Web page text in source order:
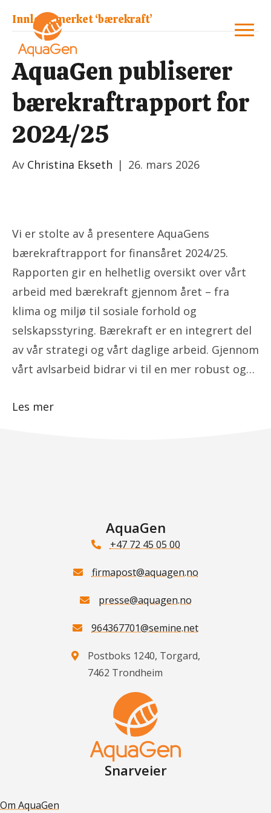
Innlegg merket ‘bærekraft’
AquaGen publiserer
bærekraftrapport for
2024/25
Av Christina Ekseth | 26. mars 2026
Vi er stolte av å presentere AquaGens
bærekraftrapport for finansåret 2024/25.
Rapporten gir en helhetlig oversikt over vårt
arbeid med bærekraft gjennom året – fra
klima og miljø til sosiale forhold og
selskapsstyring. Bærekraft er en integrert del
av vår strategi og vårt daglige arbeid. Gjennom
vårt avlsarbeid bidrar vi til en mer robust og…
Les mer
AquaGen
+47 72 45 05 00
firmapost@aquagen.no
presse@aquagen.no
964367701@semine.net
Postboks 1240, Torgard,
7462 Trondheim
Snarveier
Om AquaGen